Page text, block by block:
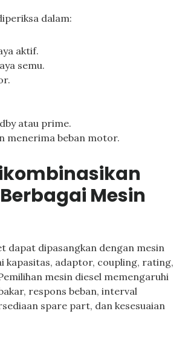
dalam:
aktif.
semu.
atau prime.
menerima beban motor.
Mesin
dapat dipasangkan dengan mesin
kapasitas, adaptor, coupling, rating,
mesin diesel memengaruhi
respons beban, interval
spare part, dan kesesuaian